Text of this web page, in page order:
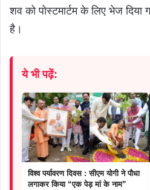
शव को पोस्टमार्टम के लिए भेज
है।
ये भी पढ़ें:
विश्व पर्यावरण दिवस : सीएम योगी ने पौधा
लगाकर किया “एक पेड़ मां के नाम”